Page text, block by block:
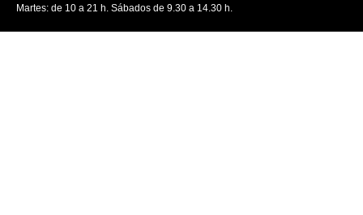
Martes: de 10 a 21 h. Sábados de 9.30 a 14.30 h.